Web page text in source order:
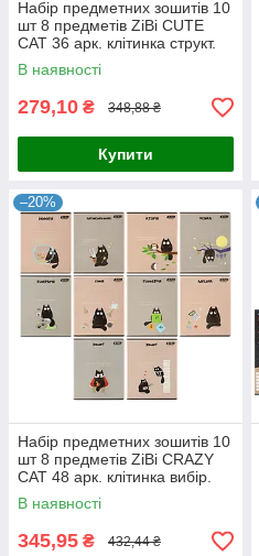
Набір предметних зошитів 10
шт 8 предметів ZiBi CUTE
CAT 36 арк. клітинка структ.
лак + вибір. УФ-лак
В наявності
279,10 ₴ 348,88 ₴
Купити
–20%
Набір предметних зошитів 10
шт 8 предметів ZiBi CRAZY
CAT 48 арк. клітинка вибір.
УФ-лак (ZB.1703-99)
В наявності
345,95 ₴ 432,44 ₴